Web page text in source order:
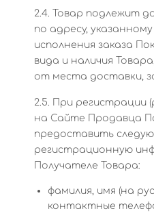
2.4. Товар подлежит
по адресу,
исполнения заказа
вида и наличия
от места доставки,
2.5. При регистрации
на Сайте Продавца
предоставить
регистрационную
Получателе Товара:
фамилия, имя (на
контактные